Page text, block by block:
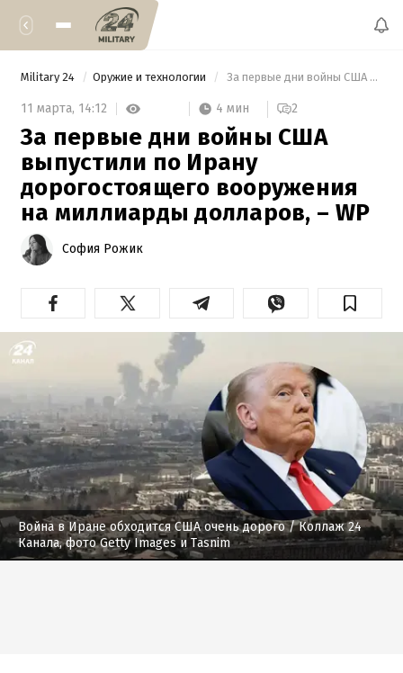
Military 24 Оружие и технологии За первые дни войны США выпустили по Ирану дорогостоящего вооружения на миллиарды долларов, – WP
11 марта, 14:12 4 мин 2
За первые дни войны США
выпустили по Ирану
дорогостоящего вооружения
на миллиарды долларов, – WP
София Рожик
Война в Иране обходится США очень дорого/ Коллаж 24
Канала, фото Getty Images и Tasnim